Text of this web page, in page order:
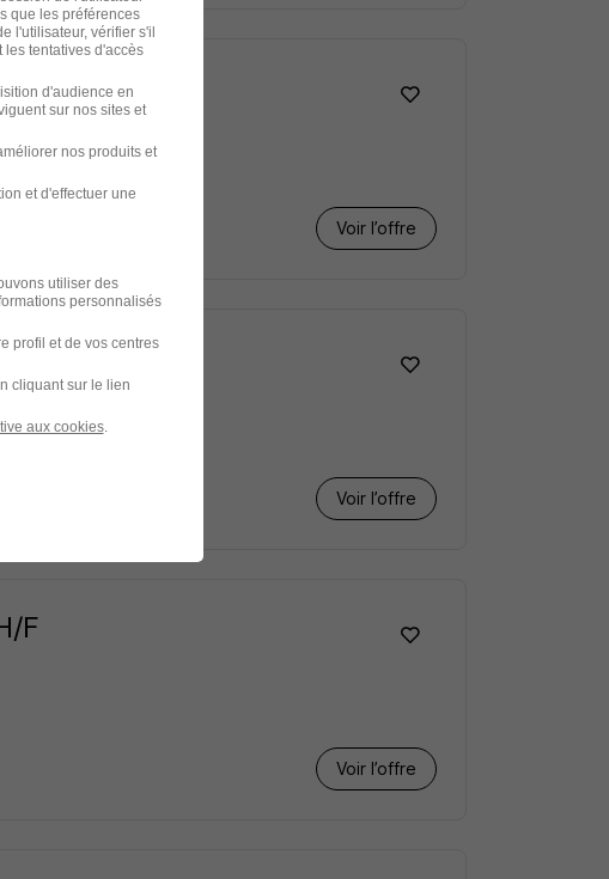
Voir l’offre
Voir l’offre
F
Voir l’offre
que les préférences
l'utilisateur, vérifier s'il
tentatives d'accès
d'audience en
sur nos sites et
nos produits et
et d'effectuer une
utiliser des
personnalisés
profil et de vos centres
cliquant sur le lien
aux cookies.